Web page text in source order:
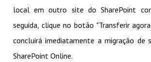
local em outro site do SharePoint
seguida, clique no botão "Transferir
concluirá imediatamente a migração de
SharePoint Online.